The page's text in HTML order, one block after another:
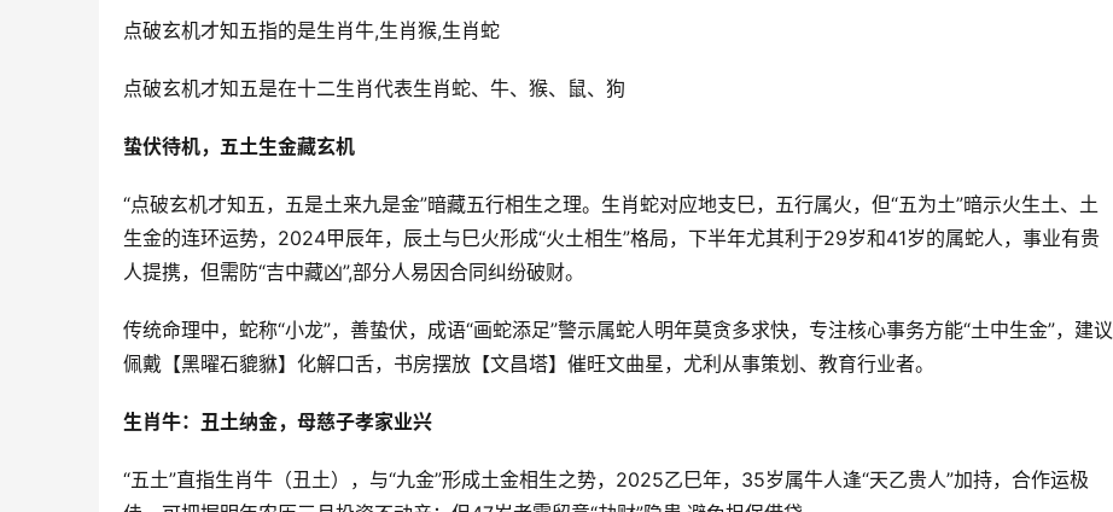
点破玄机才知五指的是生肖牛,生肖猴,生肖蛇
点破玄机才知五是在十二生肖代表生肖蛇、牛、猴、鼠、狗
蛰伏待机，五土生金藏玄机
“点破玄机才知五，五是土来九是金”暗藏五行相生之理。生肖蛇对应地支巳，五行属火，但“五为土”暗示火生土、土
生金的连环运势，2024甲辰年，辰土与巳火形成“火土相生”格局，下半年尤其利于29岁和41岁的属蛇人，事业有贵
人提携，但需防“吉中藏凶”,部分人易因合同纠纷破财。
传统命理中，蛇称“小龙”，善蛰伏，成语“画蛇添足”警示属蛇人明年莫贪多求快，专注核心事务方能“土中生金”，建议
佩戴【黑曜石貔貅】化解口舌，书房摆放【文昌塔】催旺文曲星，尤利从事策划、教育行业者。
生肖牛：丑土纳金，母慈子孝家业兴
“五土”直指生肖牛（丑土），与“九金”形成土金相生之势，2025乙巳年，35岁属牛人逢“天乙贵人”加持，合作运极